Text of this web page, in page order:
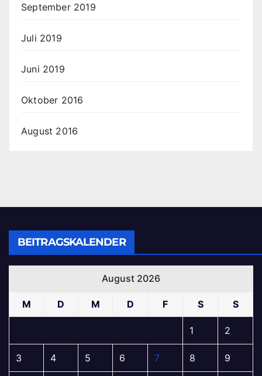
September 2019
Juli 2019
Juni 2019
Oktober 2016
August 2016
BEITRAGSKALENDER
August 2026
M D M D F S S
1 2
3 4 5 6 7 8 9